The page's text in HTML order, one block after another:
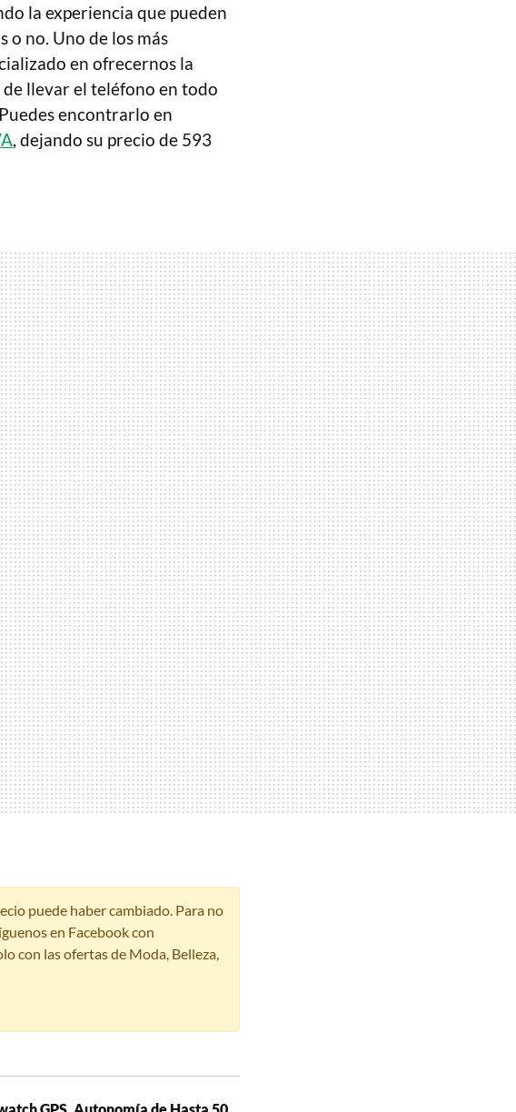
la experiencia que pueden
o no. Uno de los más
en ofrecernos la
llevar el teléfono en todo
encontrarlo en
, dejando su precio de 593
puede haber cambiado. Para no
en Facebook con
con las ofertas de Moda, Belleza,
GPS, Autonomía de Hasta 50